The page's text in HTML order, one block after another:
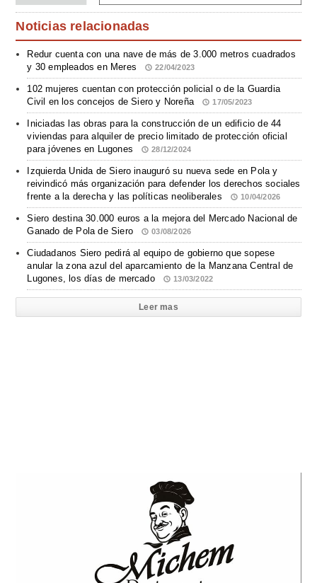
Noticias relacionadas
Redur cuenta con una nave de más de 3.000 metros cuadrados
y 30 empleados en Meres
22/04/2023
102 mujeres cuentan con protección policial o de la Guardia
Civil en los concejos de Siero y Noreña
17/05/2023
Iniciadas las obras para la construcción de un edificio de 44
viviendas para alquiler de precio limitado de protección oficial
para jóvenes en Lugones
28/12/2024
Izquierda Unida de Siero inauguró su nueva sede en Pola y
reivindicó más organización para defender los derechos sociales
frente a la derecha y las políticas neoliberales
10/04/2026
Siero destina 30.000 euros a la mejora del Mercado Nacional de
Ganado de Pola de Siero
03/08/2026
Ciudadanos Siero pedirá al equipo de gobierno que sopese
anular la zona azul del aparcamiento de la Manzana Central de
Lugones, los días de mercado
13/03/2022
Leer mas